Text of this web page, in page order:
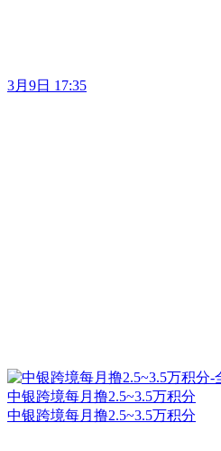
3月9日 17:35
中银跨境每月撸2.5~3.5万积分
中银跨境每月撸2.5~3.5万积分